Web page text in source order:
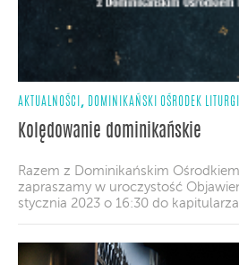
AKTUALNOŚCI , DOMINIKAŃSKI OŚRODEK
Kolędowanie dominikańskie
Razem z Dominikańskim
zapraszamy w uroczystość
stycznia 2023 o 16:30 do